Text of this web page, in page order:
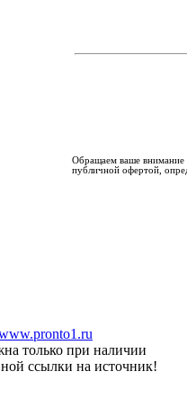
Обращаем ваше внимание
публичной офертой,
только при наличии
ссылки на источник!